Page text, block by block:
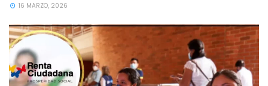
16 MARZO, 2026